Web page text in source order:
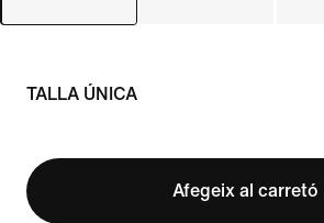
TALLA ÚNICA
Afegeix al carretó